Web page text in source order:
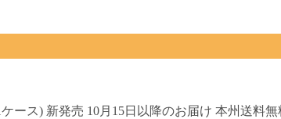
ース) 新発売 10月15日以降のお届け 本州送料